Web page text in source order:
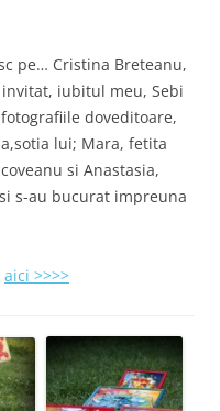
pe… Cristina Breteanu,
iubitul meu, Sebi
doveditoare,
lui; Mara, fetita
si Anastasia,
s-au bucurat impreuna
aici >>>>